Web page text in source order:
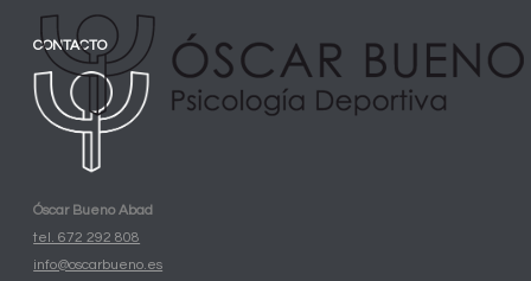
CONTACTO
Óscar Bueno Abad
tel. 672 292 808
info@oscarbueno.es